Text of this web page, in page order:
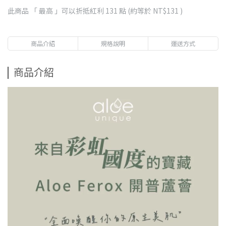
此商品 「 最高 」可以折抵紅利 131 點 (約等於 NT$131 )
商品介紹 規格說明 運送方式
商品介紹